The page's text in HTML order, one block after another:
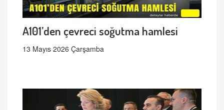
A101’den çevreci soğutma hamlesi
13 Mayıs 2026 Çarşamba